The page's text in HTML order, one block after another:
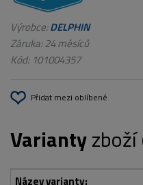
Výrobce:DELPHIN
Záruka: 24 měsíců
Kód: 101004357
Přidat mezi oblíbené
Variantyzboží